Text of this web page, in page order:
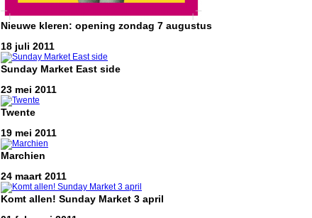
Nieuwe kleren: opening zondag 7 augustus
18 juli 2011
Sunday Market East side
23 mei 2011
Twente
19 mei 2011
Marchien
24 maart 2011
Komt allen! Sunday Market 3 april